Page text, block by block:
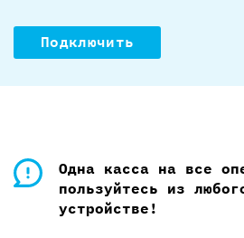
Подключить
Одна касса на все
пользуйтесь из
устройстве!